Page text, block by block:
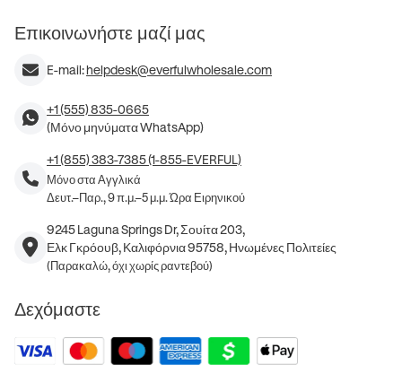
Επικοινωνήστε μαζί μας
E-mail:helpdesk@everfulwholesale.com
+1 (555) 835-0665
(Μόνο μηνύματα WhatsApp)
+1 (855) 383-7385 (1-855-EVERFUL)
Μόνο στα Αγγλικά
Δευτ.–Παρ., 9 π.μ.–5 μ.μ. Ώρα Ειρηνικού
9245 Laguna Springs Dr, Σουίτα 203,
Ελκ Γκρόουβ, Καλιφόρνια 95758, Ηνωμένες Πολιτείες
(Παρακαλώ, όχι χωρίς ραντεβού)
Δεχόμαστε